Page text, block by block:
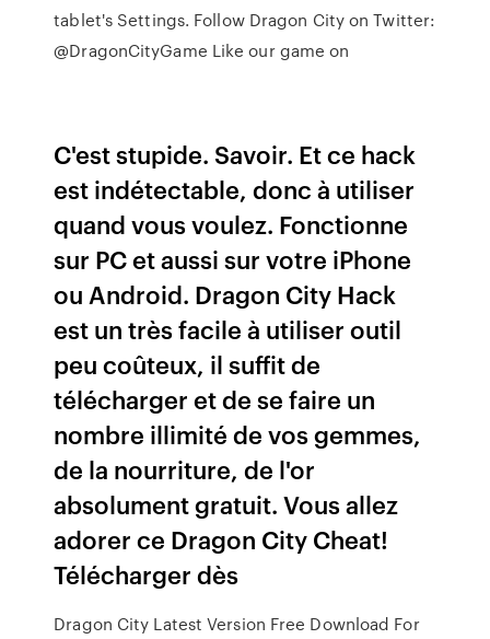
tablet's Settings. Follow Dragon City on Twitter:
@DragonCityGame Like our game on
C'est stupide. Savoir. Et ce hack
est indétectable, donc à utiliser
quand vous voulez. Fonctionne
sur PC et aussi sur votre iPhone
ou Android. Dragon City Hack
est un très facile à utiliser outil
peu coûteux, il suffit de
télécharger et de se faire un
nombre illimité de vos gemmes,
de la nourriture, de l'or
absolument gratuit. Vous allez
adorer ce Dragon City Cheat!
Télécharger dès
Dragon City Latest Version Free Download For